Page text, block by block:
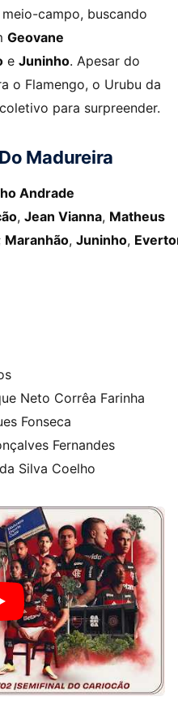
campo, buscando
Geovane
e Juninho. Apesar do
o Flamengo, o Urubu da
para surpreender.
Madureira
Andrade
, Jean Vianna, Matheus
Maranhão, Juninho,
Neto Corrêa Farinha
Fonseca
Fernandes
Silva Coelho